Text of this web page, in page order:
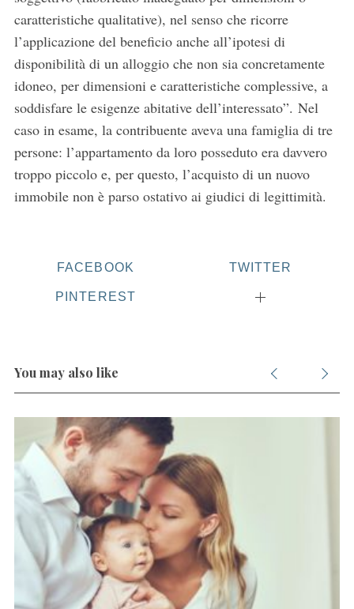
caratteristiche qualitative), nel senso che ricorre
l’applicazione del beneficio anche all’ipotesi di
disponibilità di un alloggio che non sia concretamente
idoneo, per dimensioni e caratteristiche complessive, a
soddisfare le esigenze abitative dell’interessato”. Nel
caso in esame, la contribuente aveva una famiglia di tre
persone: l’appartamento da loro posseduto era davvero
troppo piccolo e, per questo, l’acquisto di un nuovo
immobile non è parso ostativo ai giudici di legittimità.
FACEBOOK TWITTER
PINTEREST
You may also like
S
a
c